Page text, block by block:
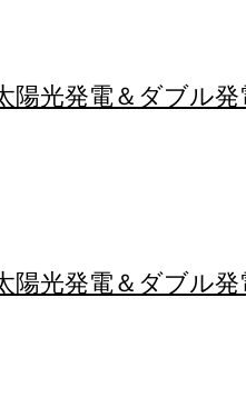
陽光発電＆ダブル
陽光発電＆ダブル